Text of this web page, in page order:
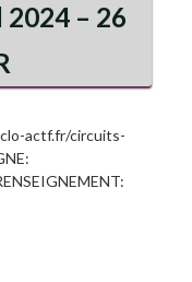
– 26
actf.fr/circuits-